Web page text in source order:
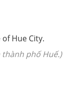
Hue City.
phố Huế.)